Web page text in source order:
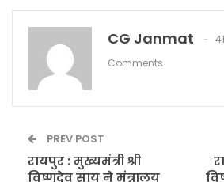
CG Janmat
Comments
PREV POST
रायपुर : मुख्यमंत्री श्री
विष्णुदेव साय ने मंत्रालय